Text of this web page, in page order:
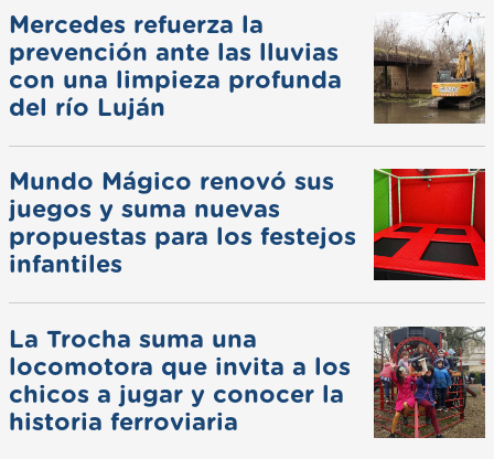
Mercedes refuerza la
prevención ante las lluvias
con una limpieza profunda
del río Luján
Mundo Mágico renovó sus
juegos y suma nuevas
propuestas para los festejos
infantiles
La Trocha suma una
locomotora que invita a los
chicos a jugar y conocer la
historia ferroviaria